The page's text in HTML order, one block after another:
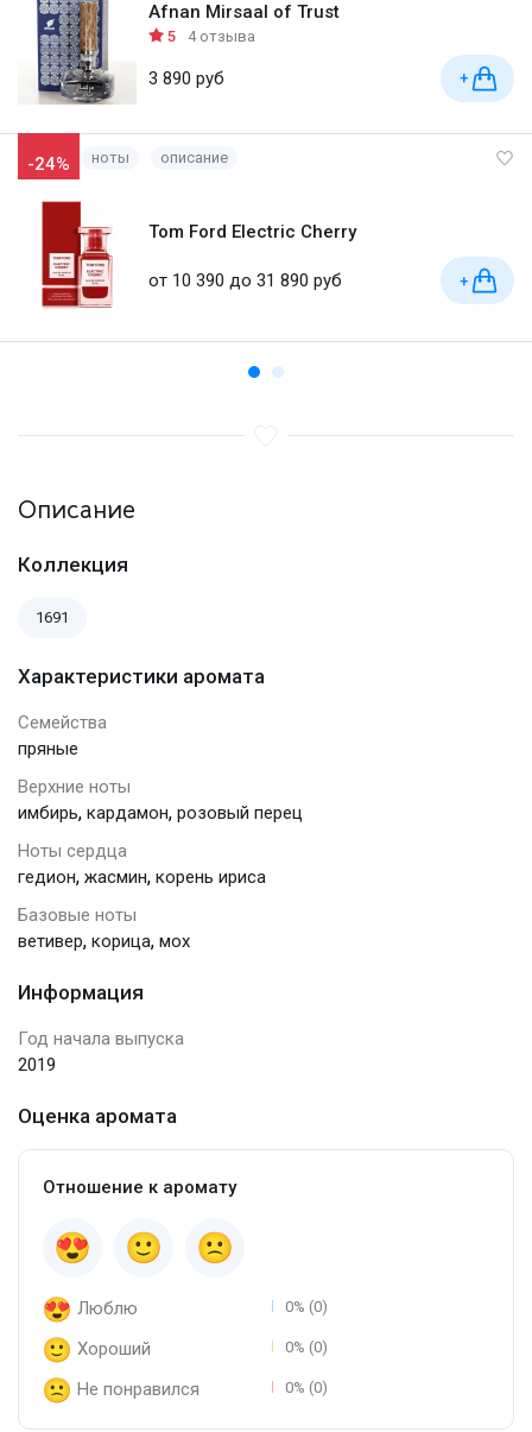
Afnan Mirsaal of Trust
5 4 отзыва
3 890 руб +
-24% ноты описание
Tom Ford Electric Cherry
от 10 390 до 31 890 руб +
Описание
Коллекция
1691
Характеристики аромата
Семейства
пряные
Верхние ноты
имбирь, кардамон, розовый перец
Ноты сердца
гедион, жасмин, корень ириса
Базовые ноты
ветивер, корица, мох
Информация
Год начала выпуска
2019
Оценка аромата
Отношение к аромату
Люблю 0% (0)
Хороший 0% (0)
Не понравился 0% (0)